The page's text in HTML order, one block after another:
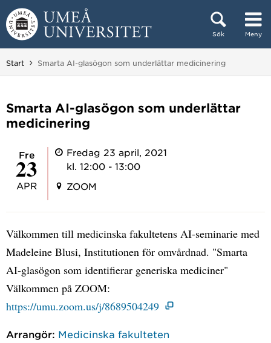
Hoppa direkt till innehållet
Sök Meny
Huvudmenyn dold.
Start Du är här:
Smarta AI-glasögon som underlättar medicinering
Smarta AI-glasögon som underlättar
medicinering
fre
23
APR
Fredag 23 april, 2021
kl. 12:00 - 13:00
ZOOM
Välkommen till medicinska fakultetens AI-seminarie med
Madeleine Blusi, Institutionen för omvårdnad. "Smarta
AI-glasögon som identifierar generiska mediciner"
Välkommen på ZOOM:
https://umu.zoom.us/j/8689504249
Arrangör: Medicinska fakulteten